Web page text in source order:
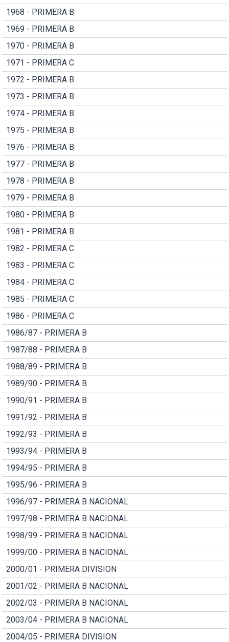
1968 - PRIMERA B
1969 - PRIMERA B
1970 - PRIMERA B
1971 - PRIMERA C
1972 - PRIMERA B
1973 - PRIMERA B
1974 - PRIMERA B
1975 - PRIMERA B
1976 - PRIMERA B
1977 - PRIMERA B
1978 - PRIMERA B
1979 - PRIMERA B
1980 - PRIMERA B
1981 - PRIMERA B
1982 - PRIMERA C
1983 - PRIMERA C
1984 - PRIMERA C
1985 - PRIMERA C
1986 - PRIMERA C
1986/87 - PRIMERA B
1987/88 - PRIMERA B
1988/89 - PRIMERA B
1989/90 - PRIMERA B
1990/91 - PRIMERA B
1991/92 - PRIMERA B
1992/93 - PRIMERA B
1993/94 - PRIMERA B
1994/95 - PRIMERA B
1995/96 - PRIMERA B
1996/97 - PRIMERA B NACIONAL
1997/98 - PRIMERA B NACIONAL
1998/99 - PRIMERA B NACIONAL
1999/00 - PRIMERA B NACIONAL
2000/01 - PRIMERA DIVISION
2001/02 - PRIMERA B NACIONAL
2002/03 - PRIMERA B NACIONAL
2003/04 - PRIMERA B NACIONAL
2004/05 - PRIMERA DIVISION